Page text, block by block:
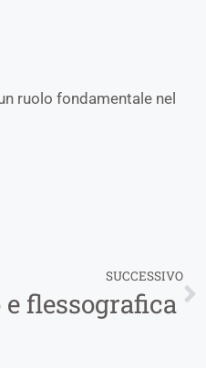
ruolo fondamentale nel
SUCCESSIVO
flessografica